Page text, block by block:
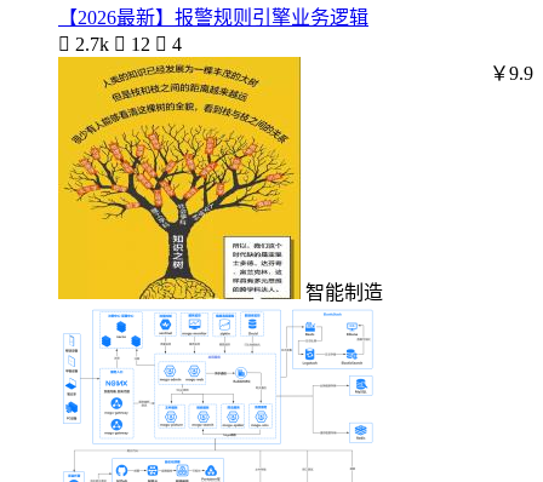
【2026最新】报警规则引擎业务逻辑
 2.7k  12  4
智能制造
￥9.9